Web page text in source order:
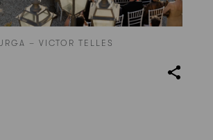
– VICTOR TELLES